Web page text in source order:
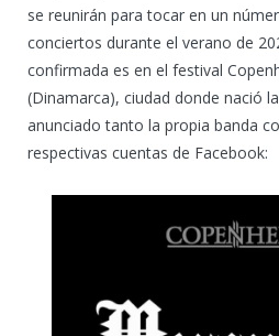
se reunirán para tocar en un
conciertos durante el verano de
confirmada es en el festival
(Dinamarca), ciudad donde nació
anunciado tanto la propia banda
respectivas cuentas de Facebook: